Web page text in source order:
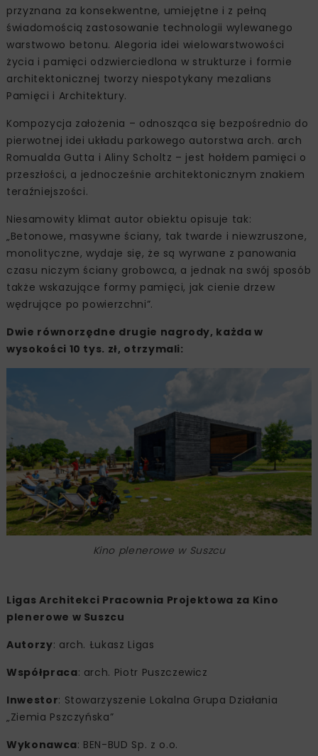
przyznana za konsekwentne, umiejętne i z pełną
świadomością zastosowanie technologii wylewanego
warstwowo betonu. Alegoria idei wielowarstwowości
życia i pamięci odzwierciedlona w strukturze i formie
architektonicznej tworzy niespotykany mezalians
Pamięci i Architektury.
Kompozycja założenia – odnosząca się bezpośrednio do
pierwotnej idei układu parkowego autorstwa arch. arch
Romualda Gutta i Aliny Scholtz – jest hołdem pamięci o
przeszłości, a jednocześnie architektonicznym znakiem
teraźniejszości.
Niesamowity klimat autor obiektu opisuje tak:
„Betonowe, masywne ściany, tak twarde i niewzruszone,
monolityczne, wydaje się, że są wyrwane z panowania
czasu niczym ściany grobowca, a jednak na swój sposób
także wskazujące formy pamięci, jak cienie drzew
wędrujące po powierzchni”.
Dwie równorzędne drugie nagrody, każda w
wysokości 10 tys. zł, otrzymali:
Kino plenerowe w Suszcu
Ligas Architekci Pracownia Projektowa za Kino
plenerowe w Suszcu
Autorzy: arch. Łukasz Ligas
Współpraca: arch. Piotr Puszczewicz
Inwestor: Stowarzyszenie Lokalna Grupa Działania
„Ziemia Pszczyńska”
Wykonawca: BEN-BUD Sp. z o.o.